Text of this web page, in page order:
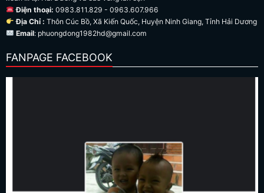
Điện thoại: 0983.811.829 - 0963.607.966
Địa Chỉ : Thôn Cúc Bồ, Xã Kiến Quốc, Huyện Ninh Giang, Tỉnh Hải Dương
Email: phuongdong1982hd@gmail.com
FANPAGE FACEBOOK